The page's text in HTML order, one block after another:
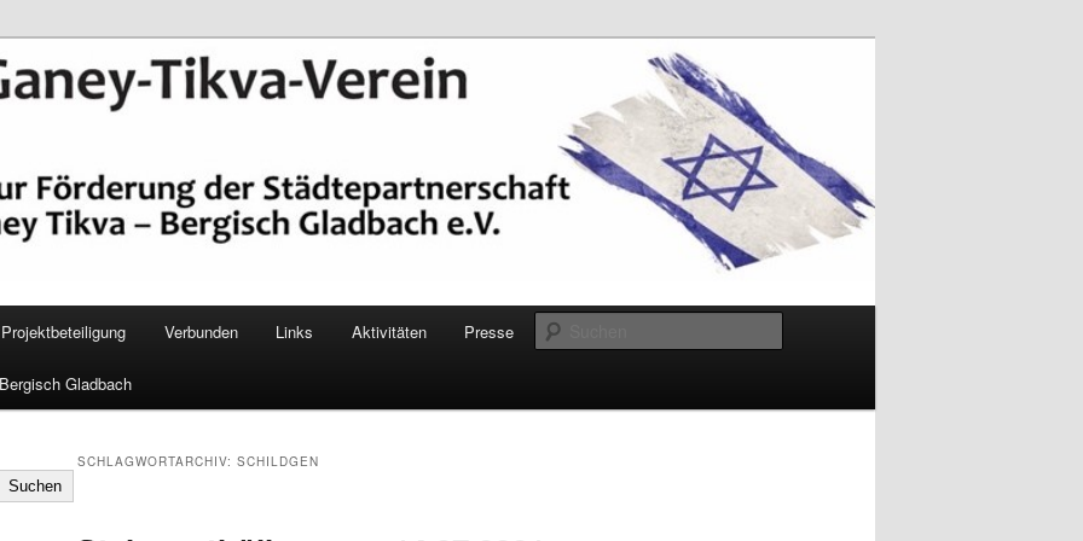
Bergisch Gladbach
Ganey Tikva – Bergisch Gladbach e. V.
Projektbeteiligung Verbunden Links Aktivitäten Presse
Gladbach
SCHLAGWORTARCHIV: SCHILDGEN
Suchen